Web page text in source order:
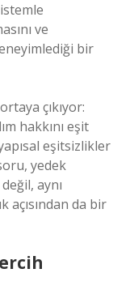
ve
bir
çıkıyor:
hakkını eşit
eşitsizlikler
yedek
aynı
açısından da bir